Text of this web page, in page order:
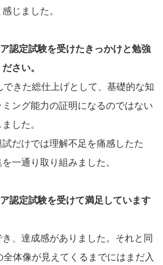
じました。
認定試験を受けたきっかけと勉強
さい。
きた総仕上げとして、基礎的な知
ング能力の証明になるのではない
した。
だけでは理解不足を痛感したた
一通り取り組みました。
認定試験を受けて満足しています
、達成感がありました。それと同
体像が見えてくるまでにはまだ入